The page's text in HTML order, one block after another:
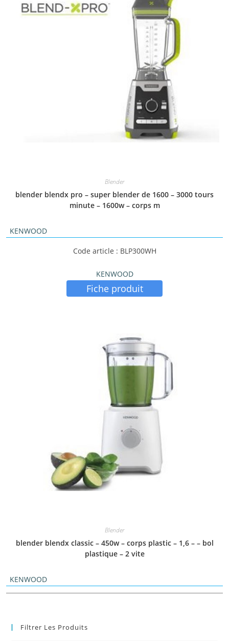
Blender
blender blendx pro – super blender de 1600 – 3000 tours
minute – 1600w – corps m
KENWOOD
Code article : BLP300WH
KENWOOD
Fiche produit
Blender
blender blendx classic – 450w – corps plastic – 1,6 – – bol
plastique – 2 vite
KENWOOD
Filtrer Les Produits